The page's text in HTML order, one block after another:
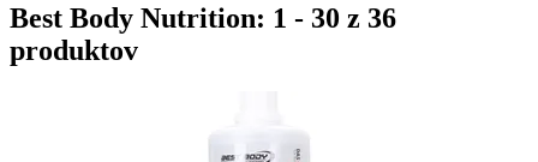
Best Body Nutrition: 1 - 30 z 36
produktov